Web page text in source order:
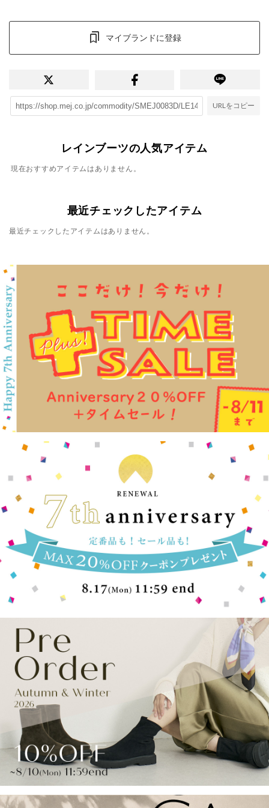
マイブランドに登録
URLをコピー
レインブーツの人気アイテム
現在おすすめアイテムはありません。
最近チェックしたアイテム
最近チェックしたアイテムはありません。